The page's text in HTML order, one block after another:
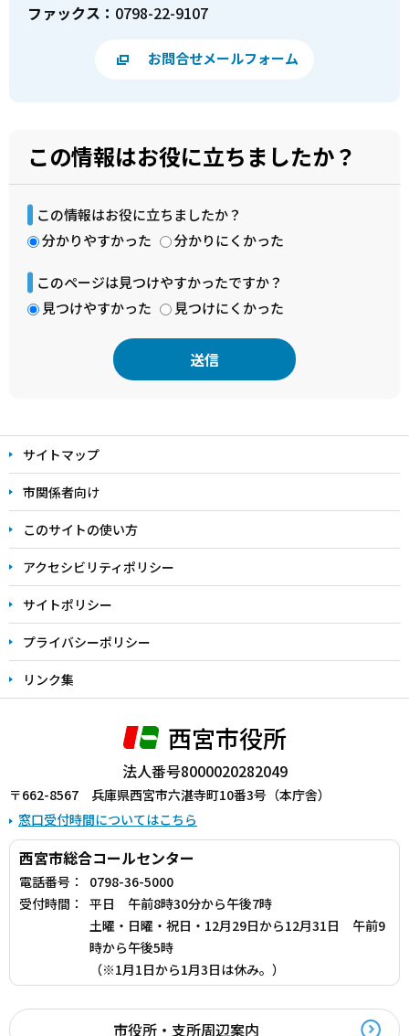
ファックス： 0798-22-9107
お問合せメールフォーム
この情報はお役に立ちましたか？
この情報はお役に立ちましたか？
分かりやすかった
分かりにくかった
このページは見つけやすかったですか？
見つけやすかった
見つけにくかった
文
こ
こ
ま
で
サイトマップ
市関係者向け
このサイトの使い方
アクセシビリティポリシー
サイトポリシー
プライバシーポリシー
リンク集
西宮市役所
法人番号8000020282049
〒662-8567 兵庫県西宮市六湛寺町10番3号（本庁舎）
窓口受付時間についてはこちら
西宮市総合コールセンター
電話番号：
0798-36-5000
受付時間：
平日 午前8時30分から午後7時
土曜・日曜・祝日・12月29日から12月31日 午前9
時から午後5時
（※1月1日から1月3日は休み。）
市役所・支所周辺案内